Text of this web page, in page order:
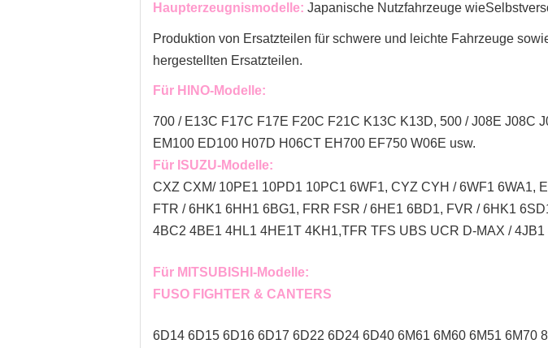
Haupterzeugnismodelle: Japanische Nutzfahrzeuge wie
Produktion von Ersatzteilen für schwere und leichte Fahrzeuge
hergestellten Ersatzteilen.
Für HINO-Modelle:
700 / E13C F17C F17E F20C F21C K13C K13D, 500 / J08E J08C
EM100 ED100 H07D H06CT EH700 EF750 W06E usw.
Für ISUZU-Modelle:
CXZ CXM/ 10PE1 10PD1 10PC1 6WF1, CYZ CYH / 6WF1 6WA1,
FTR / 6HK1 6HH1 6BG1, FRR FSR / 6HE1 6BD1, FVR / 6HK1
4BC2 4BE1 4HL1 4HE1T 4KH1,TFR TFS UBS UCR D-MAX /
Für MITSUBISHI-Modelle:
FUSO FIGHTER & CANTERS
6D14 6D15 6D16 6D17 6D22 6D24 6D40 6M61 6M60 6M51 6M70